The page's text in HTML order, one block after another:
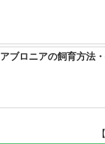
アブロニアの飼育方法